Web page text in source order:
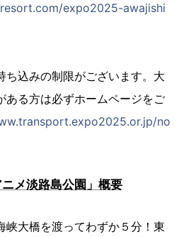
expo2025-awajishi
ち込みの制限がございます。大
ある方は必ずホームページをご
no
メ淡路島公園」概要
峡大橋を渡ってわずか５分！東